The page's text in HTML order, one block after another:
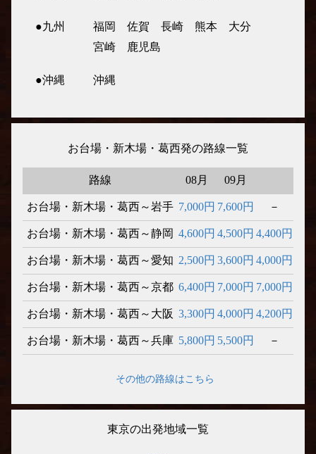
●九州 福岡 佐賀 長崎 熊本
大分
宮崎
鹿児島
●沖縄 沖縄
お台場・新木場・葛西発の路線一覧
路線 08月 09月
お台場・新木場・葛西～岩手 7,000円 7,600円 －
お台場・新木場・葛西～静岡 4,600円 4,500円 4,400円
お台場・新木場・葛西～愛知 2,500円 3,600円 4,000円
お台場・新木場・葛西～京都 6,400円 7,000円 7,000円
お台場・新木場・葛西～大阪 3,300円 4,000円 4,200円
お台場・新木場・葛西～兵庫 5,800円 5,500円 －
その他の路線はこちら
東京の出発地域一覧